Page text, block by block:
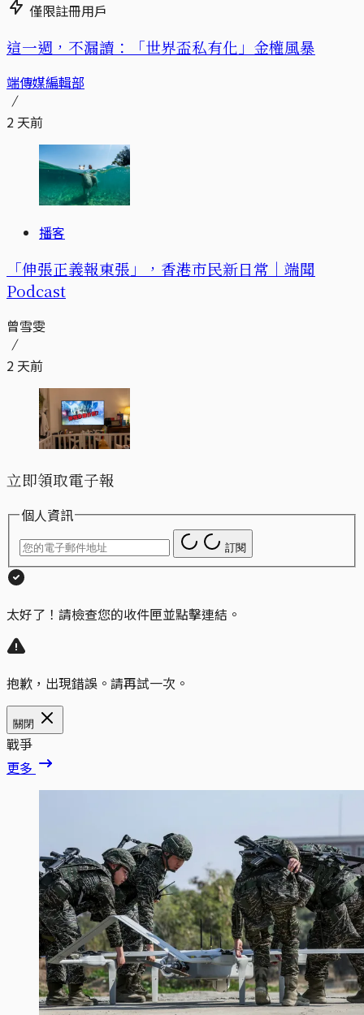
僅限註冊用戶
這一週，不漏讀：「世界盃私有化」金權風暴
端傳媒編輯部
2 天前
播客
「伸張正義報東張」，香港市民新日常｜端聞
Podcast
曾雪雯
2 天前
立即領取電子報
個人資訊
訂閱
太好了！請檢查您的收件匣並點擊連結。
抱歉，出現錯誤。請再試一次。
關閉
戰爭
更多